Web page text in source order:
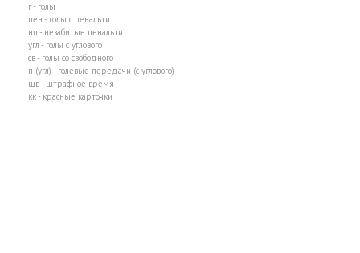
г - голы
пен - голы с пенальти
нп - незабитые пенальти
угл - голы с углового
св - голы со свободного
п (угл) - голевые передачи (с углового)
шв - штрафное время
кк - красные карточки